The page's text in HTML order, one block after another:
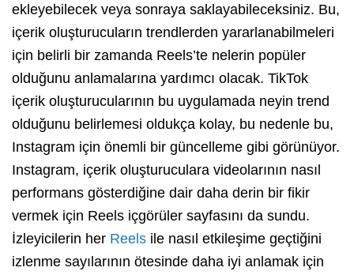
ekleyebilecek veya sonraya saklayabileceksiniz. Bu,
içerik oluşturucuların trendlerden yararlanabilmeleri
için belirli bir zamanda Reels’te nelerin popüler
olduğunu anlamalarına yardımcı olacak. TikTok
içerik oluşturucularının bu uygulamada neyin trend
olduğunu belirlemesi oldukça kolay, bu nedenle bu,
Instagram için önemli bir güncelleme gibi görünüyor.
Instagram, içerik oluşturuculara videolarının nasıl
performans gösterdiğine dair daha derin bir fikir
vermek için Reels içgörüler sayfasını da sundu.
İzleyicilerin her Reels ile nasıl etkileşime geçtiğini
izlenme sayılarının ötesinde daha iyi anlamak için